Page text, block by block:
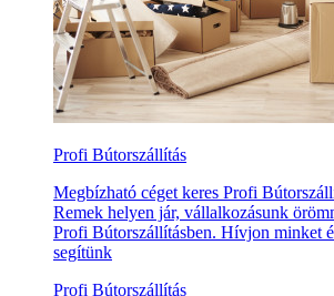
Profi Bútorszállítás
Megbízható céget keres Profi
Remek helyen jár, vállalkozásunk
Profi Bútorszállításben. Hívjon minket
segítünk
Profi Bútorszállítás